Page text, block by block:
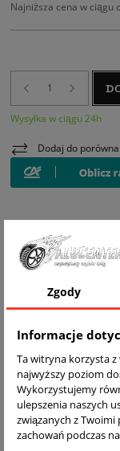
Najniższa cena w ciągu
Wysyłka w ciągu 24h
Dodaj do
DARMOWA
Zgody
Informacje
Ta witryna korzysta z
najwyższy poziom
Wykorzystujemy
ulepszenia naszych
związanych z
zachowań podczas